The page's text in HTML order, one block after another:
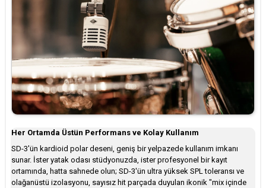
Her Ortamda Üstün Performans ve Kolay Kullanım
SD-3'ün kardioid polar deseni, geniş bir yelpazede kullanım imkanı
sunar. İster yatak odası stüdyonuzda, ister profesyonel bir kayıt
ortamında, hatta sahnede olun; SD-3'ün ultra yüksek SPL toleransı ve
olağanüstü izolasyonu, sayısız hit parçada duyulan ikonik "mix içinde